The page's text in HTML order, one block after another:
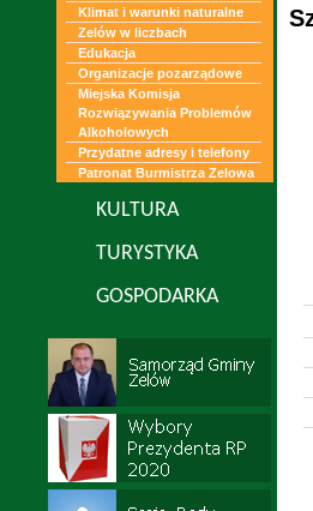
Klimat i warunki naturalne
Zelów w liczbach
Edukacja
Organizacje pozarządowe
Miejska Komisja
Rozwiązywania Problemów
Alkoholowych
Przydatne adresy i telefony
Patronat Burmistrza Zelowa
KULTURA
TURYSTYKA
GOSPODARKA